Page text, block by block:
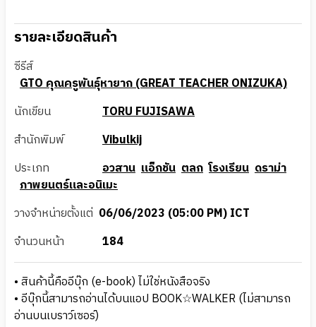
รายละเอียดสินค้า
ซีรีส์
GTO คุณครูพันธุ์หายาก (GREAT TEACHER ONIZUKA)
นักเขียน
TORU FUJISAWA
สำนักพิมพ์
Vibulkij
ประเภท
อวสาน แอ็กชัน ตลก โรงเรียน ดราม่า
ภาพยนตร์และอนิเมะ
วางจำหน่ายตั้งแต่ 06/06/2023 (05:00 PM) ICT
จำนวนหน้า
184
• สินค้านี้คืออีบุ๊ก (e-book) ไม่ใช่หนังสือจริง
• อีบุ๊กนี้สามารถอ่านได้บนแอป BOOK☆WALKER (ไม่สามารถ
อ่านบนเบราว์เซอร์)